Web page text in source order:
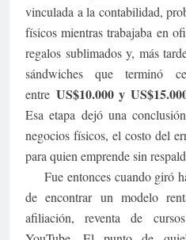
vinculada a la contabilidad,
físicos mientras trabajaba en
regalos sublimados y, más
sándwiches que terminó
entre US$10.000 y
Esa etapa dejó una
negocios físicos, el costo del
para quien emprende sin
Fue entonces cuando giró
de encontrar un modelo
afiliación, reventa de